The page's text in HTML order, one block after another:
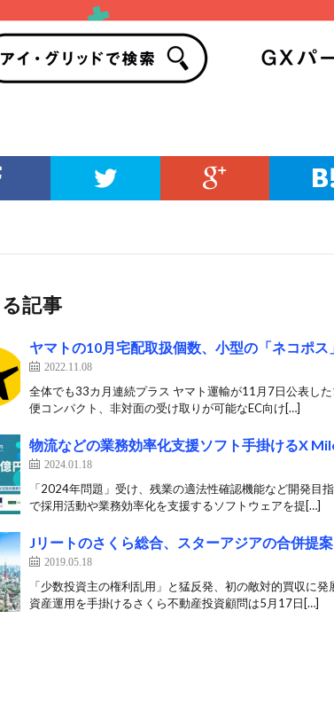
る記事
ヤマトの10月宅配取扱個数、小型の「ネコポス
2022.11.08
全体でも33カ月連続プラス ヤマト運輸が11月7日公表し
便コンパクト、非対面の受け取りが可能なEC向け[…]
物流などの業務効率化支援ソフト手掛けるX
2024.01.18
「2024年問題」受け、残業の適法性確認機能など開発目
で採用活動や業務効率化を支援するソフトウェアを提[…]
Jリートのさくら総合、スターアジアの合併提
2019.05.18
「少数投資主の権利乱用」と猛反発、初の敵対的買収に
資産運用を手掛けるさくら不動産投資顧問は5月17日[…]